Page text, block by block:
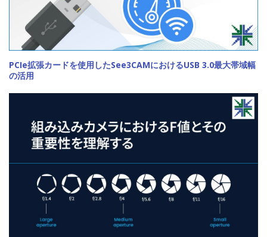
PCIe拡張カードを使用したSee3CAMにおけるUSB 3.0最大帯域幅
の活用